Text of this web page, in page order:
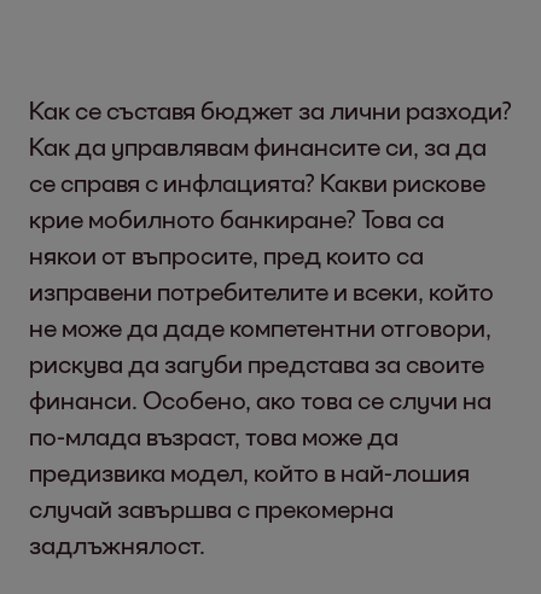
Как се съставя бюджет за лични разходи?
Как да управлявам финансите си, за да
се справя с инфлацията? Какви рискове
крие мобилното банкиране? Това са
някои от въпросите, пред които са
изправени потребителите и всеки, който
не може да даде компетентни отговори,
рискува да загуби представа за своите
финанси. Особено, ако това се случи на
по-млада възраст, това може да
предизвика модел, който в най-лошия
случай завършва с прекомерна
задлъжнялост.